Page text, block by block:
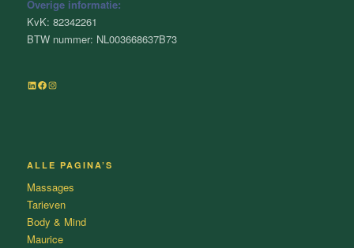
Overige informatie:
KvK: 82342261
BTW nummer: NL003668637B73
LinkedIn
Facebook
Instagram
ALLE PAGINA’S
Massages
Tarieven
Body & Mind
Maurice